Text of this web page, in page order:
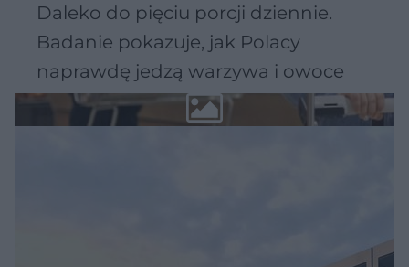
Daleko do pięciu porcji dziennie.
Badanie pokazuje, jak Polacy
naprawdę jedzą warzywa i owoce